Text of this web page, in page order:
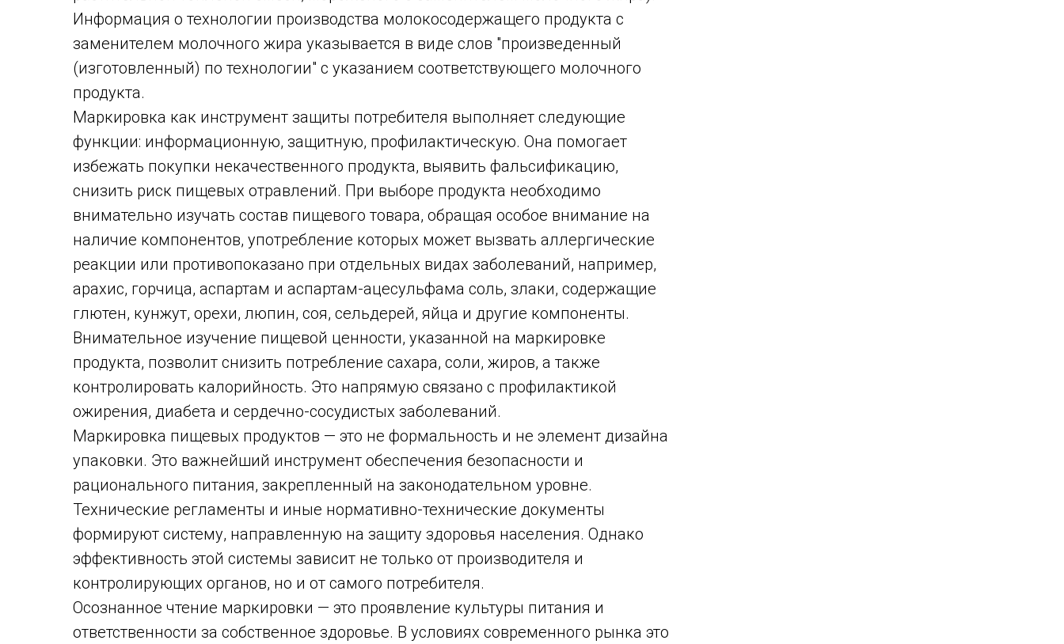
Информация о технологии производства молокосодержащего продукта с
заменителем молочного жира указывается в виде слов "произведенный
(изготовленный) по технологии" с указанием соответствующего молочного
продукта.
Маркировка как инструмент защиты потребителя выполняет следующие
функции: информационную, защитную, профилактическую. Она помогает
избежать покупки некачественного продукта, выявить фальсификацию,
снизить риск пищевых отравлений. При выборе продукта необходимо
внимательно изучать состав пищевого товара, обращая особое внимание на
наличие компонентов, употребление которых может вызвать аллергические
реакции или противопоказано при отдельных видах заболеваний, например,
арахис, горчица, аспартам и аспартам-ацесульфама соль, злаки, содержащие
глютен, кунжут, орехи, люпин, соя, сельдерей, яйца и другие компоненты.
Внимательное изучение пищевой ценности, указанной на маркировке
продукта, позволит снизить потребление сахара, соли, жиров, а также
контролировать калорийность. Это напрямую связано с профилактикой
ожирения, диабета и сердечно-сосудистых заболеваний.
Маркировка пищевых продуктов — это не формальность и не элемент дизайна
упаковки. Это важнейший инструмент обеспечения безопасности и
рационального питания, закрепленный на законодательном уровне.
Технические регламенты и иные нормативно-технические документы
формируют систему, направленную на защиту здоровья населения. Однако
эффективность этой системы зависит не только от производителя и
контролирующих органов, но и от самого потребителя.
Осознанное чтение маркировки — это проявление культуры питания и
ответственности за собственное здоровье. В условиях современного рынка это